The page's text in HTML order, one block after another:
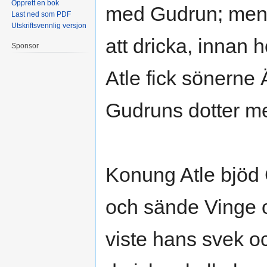
med Gudrun;
att dricka, innan
Atle fick sönerne
Gudruns dotter
Konung Atle
och sände Vinge
viste hans svek
Opprett en bok
Last ned som PDF
Utskriftsvennlig versjon
Sponsor